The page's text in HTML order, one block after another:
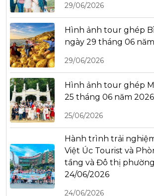
29/06/2026
Hình ảnh tour ghép
ngày 29 tháng 06
29/06/2026
Hình ảnh tour ghép
25 tháng 06 năm 2026
25/06/2026
Hành trình trải
Việt Úc Tourist và
tầng và Đô thị
24/06/2026
24/06/2026